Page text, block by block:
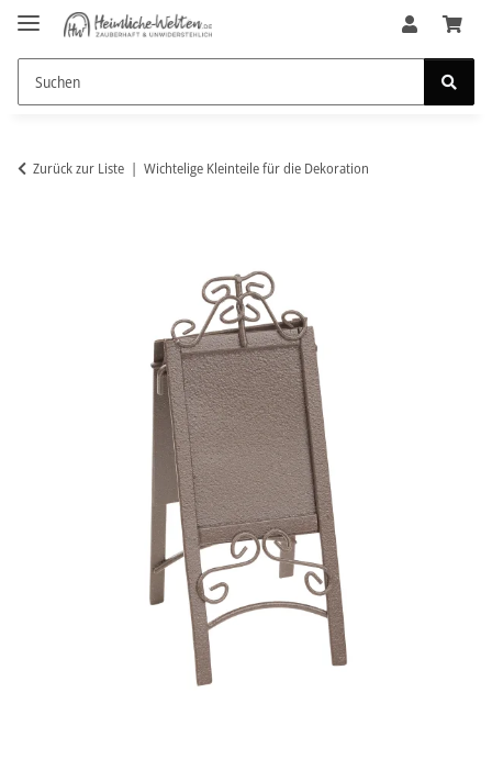
Zurück zur Liste Wichtelige Kleinteile für die Dekoration